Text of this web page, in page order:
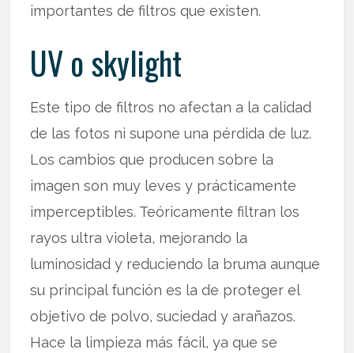
importantes de filtros que existen.
UV o skylight
Este tipo de filtros no afectan a la calidad
de las fotos ni supone una pérdida de luz.
Los cambios que producen sobre la
imagen son muy leves y prácticamente
imperceptibles. Teóricamente filtran los
rayos ultra violeta, mejorando la
luminosidad y reduciendo la bruma aunque
su principal función es la de proteger el
objetivo de polvo, suciedad y arañazos.
Hace la limpieza más fácil, ya que se